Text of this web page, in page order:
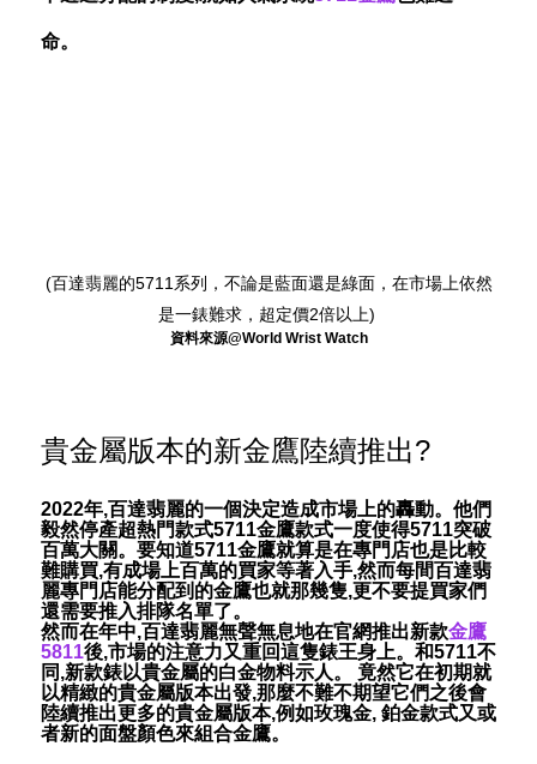
命。
(百達翡麗的5711系列，不論是藍面還是綠面，在市場上依然
是一錶難求，超定價2倍以上)
資料來源@World Wrist Watch
貴金屬版本的新金鷹陸續推出?
2022年,百達翡麗的一個決定造成市場上的轟動。他們
毅然停產超熱門款式5711金鷹款式一度使得5711突破
百萬大關。要知道5711金鷹就算是在專門店也是比較
難購買,有成場上百萬的買家等著入手,然而每間百達翡
麗專門店能分配到的金鷹也就那幾隻,更不要提買家們
還需要推入排隊名單了。
然而在年中,百達翡麗無聲無息地在官網推出新款金鷹
5811後,市場的注意力又重回這隻錶王身上。和5711不
同,新款錶以貴金屬的白金物料示人。 竟然它在初期就
以精緻的貴金屬版本出發,那麼不難不期望它們之後會
陸續推出更多的貴金屬版本,例如玫瑰金, 鉑金款式又或
者新的面盤顏色來組合金鷹。